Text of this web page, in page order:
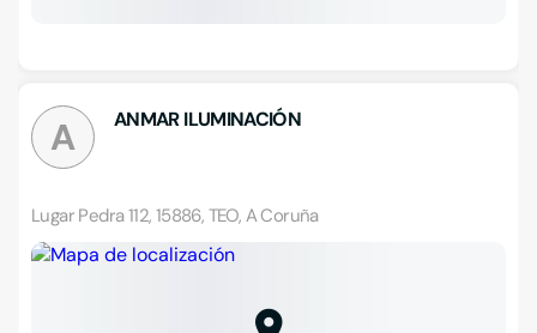
A ANMAR ILUMINACIÓN
Lugar Pedra 112, 15886, TEO, A Coruña